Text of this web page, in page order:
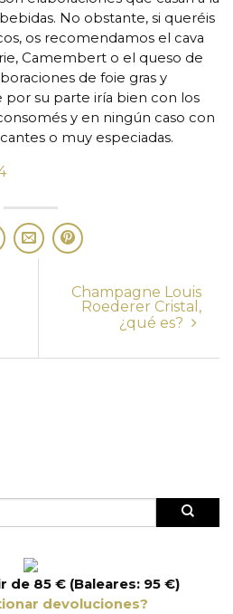
No obstante, si queréis
os recomendamos el cava
Camembert o el queso de
de foie gras y
su parte iría bien con los
y en ningún caso con
o muy especiadas.
Champagne Louis
Roederer Cristal,
¿qué es?
de 85 € (Baleares: 95 €)
devoluciones?